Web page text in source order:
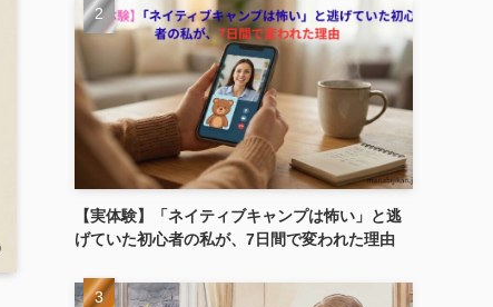
【実体験】「ネイティブキャンプは怖い」と逃
げていた初心者の私が、7日間で変われた理由